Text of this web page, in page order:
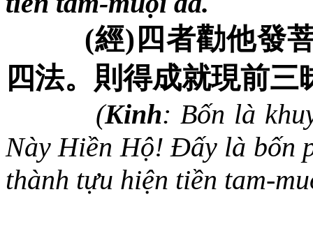
(經) 四者勸他發
四法。則得成就現前三
(Kinh: Bốn là
Này Hiền Hộ! Đấy là bốn
thành tựu hiện tiền tam-